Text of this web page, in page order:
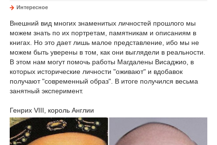
Интересное
Внешний вид многих знаменитых личностей прошлого мы
можем знать по их портретам, памятникам и описаниям в
книгах. Но это дает лишь малое представление, ибо мы не
можем быть уверены в том, как они выглядели в реальности.
В этом нам могут помочь работы Магдалены Висаджио, в
которых исторические личности "оживают" и вдобавок
получают "современный образ". В итоге получился весьма
занятный эксперимент.
Генрих VIII, король Англии